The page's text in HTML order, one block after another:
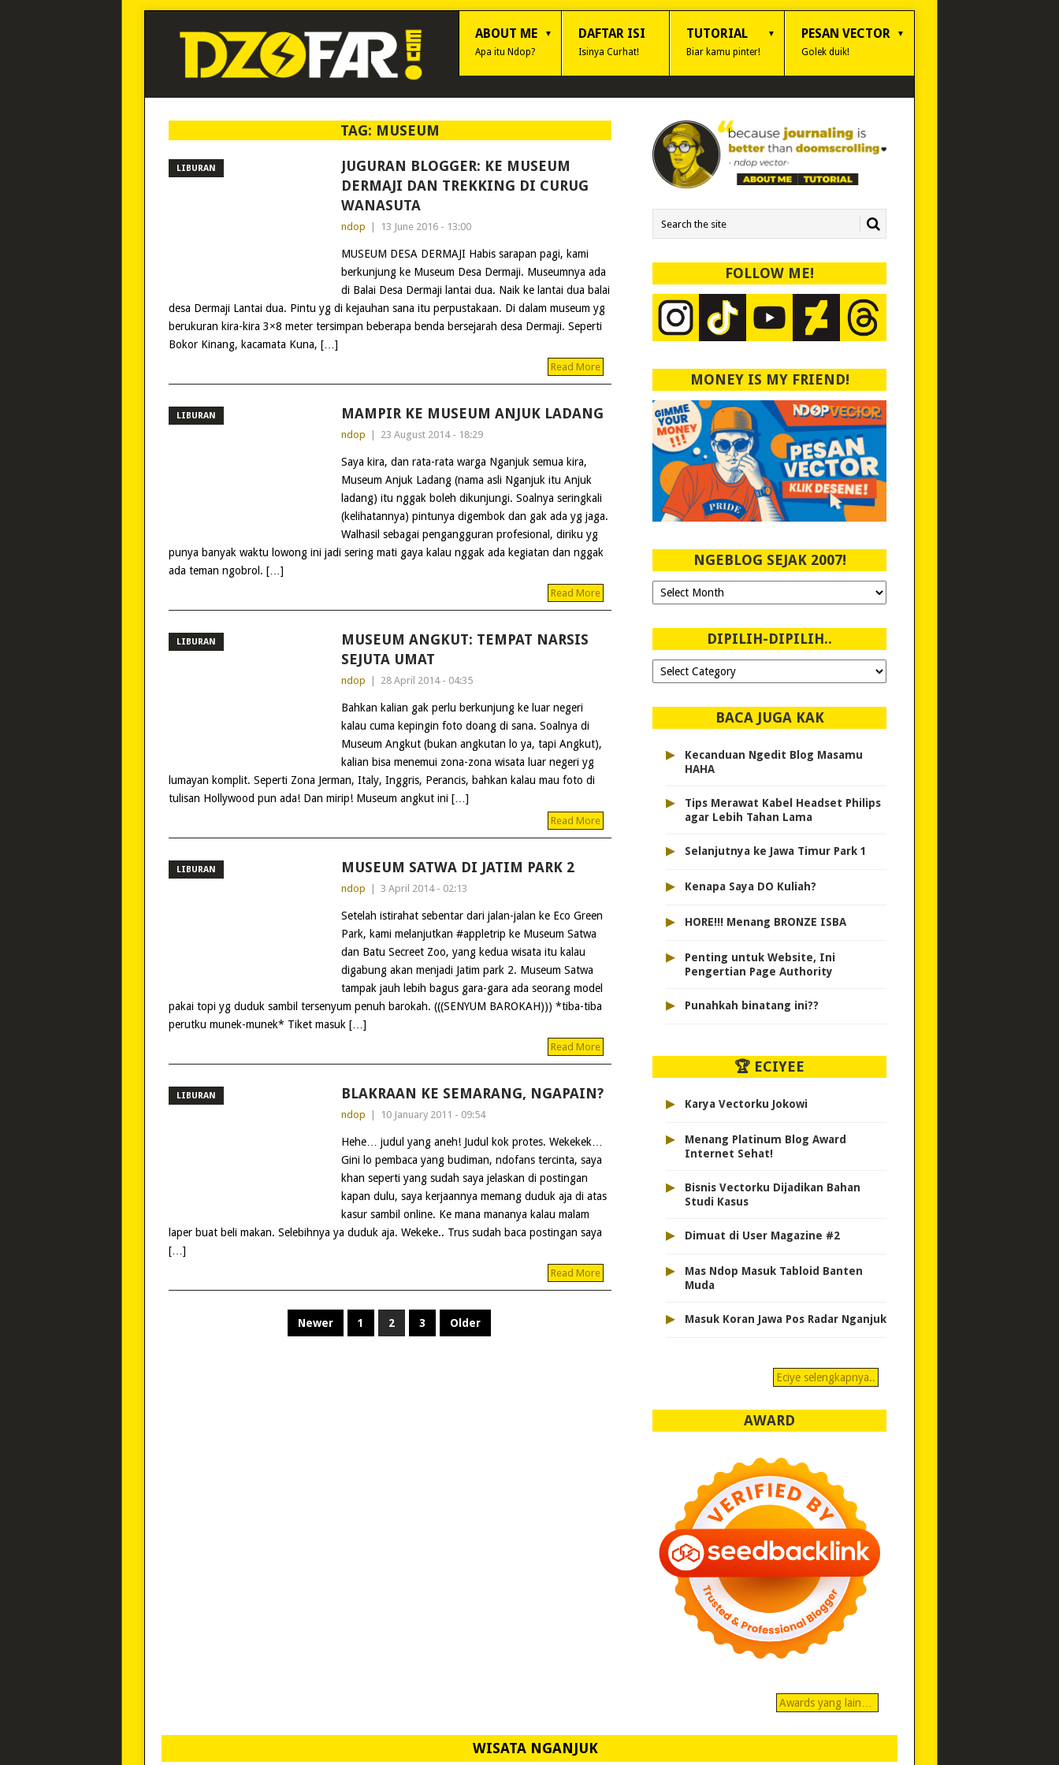
ABOUT ME
Apa itu Ndop?
DAFTAR ISI
Isinya Curhat!
TUTORIAL
Biar kamu pinter!
PESAN VECTOR
Golek duik!
TAG: MUSEUM
LIBURAN
JUGURAN BLOGGER: KE MUSEUM
DERMAJI DAN TREKKING DI CURUG
WANASUTA
ndop 13 June 2016 - 13:00
MUSEUM DESA DERMAJI Habis sarapan pagi, kami
berkunjung ke Museum Desa Dermaji. Museumnya ada
di Balai Desa Dermaji lantai dua. Naik ke lantai dua balai
desa Dermaji Lantai dua. Pintu yg di kejauhan sana itu perpustakaan. Di dalam museum yg
berukuran kira-kira 3×8 meter tersimpan beberapa benda bersejarah desa Dermaji. Seperti
Bokor Kinang, kacamata Kuna, […]
Read More
LIBURAN MAMPIR KE MUSEUM ANJUK LADANG
ndop 23 August 2014 - 18:29
Saya kira, dan rata-rata warga Nganjuk semua kira,
Museum Anjuk Ladang (nama asli Nganjuk itu Anjuk
ladang) itu nggak boleh dikunjungi. Soalnya seringkali
(kelihatannya) pintunya digembok dan gak ada yg jaga.
Walhasil sebagai pengangguran profesional, diriku yg
punya banyak waktu lowong ini jadi sering mati gaya kalau nggak ada kegiatan dan nggak
ada teman ngobrol. […]
Read More
LIBURAN
MUSEUM ANGKUT: TEMPAT NARSIS
SEJUTA UMAT
ndop 28 April 2014 - 04:35
Bahkan kalian gak perlu berkunjung ke luar negeri
kalau cuma kepingin foto doang di sana. Soalnya di
Museum Angkut (bukan angkutan lo ya, tapi Angkut),
kalian bisa menemui zona-zona wisata luar negeri yg
lumayan komplit. Seperti Zona Jerman, Italy, Inggris, Perancis, bahkan kalau mau foto di
tulisan Hollywood pun ada! Dan mirip! Museum angkut ini […]
Read More
LIBURAN MUSEUM SATWA DI JATIM PARK 2
ndop 3 April 2014 - 02:13
Setelah istirahat sebentar dari jalan-jalan ke Eco Green
Park, kami melanjutkan #appletrip ke Museum Satwa
dan Batu Secreet Zoo, yang kedua wisata itu kalau
digabung akan menjadi Jatim park 2. Museum Satwa
tampak jauh lebih bagus gara-gara ada seorang model
pakai topi yg duduk sambil tersenyum penuh barokah. (((SENYUM BAROKAH))) *tiba-tiba
perutku munek-munek* Tiket masuk […]
Read More
LIBURAN BLAKRAAN KE SEMARANG, NGAPAIN?
ndop 10 January 2011 - 09:54
Hehe… judul yang aneh! Judul kok protes. Wekekek…
Gini lo pembaca yang budiman, ndofans tercinta, saya
khan seperti yang sudah saya jelaskan di postingan
kapan dulu, saya kerjaannya memang duduk aja di atas
kasur sambil online. Ke mana mananya kalau malam
laper buat beli makan. Selebihnya ya duduk aja. Wekeke.. Trus sudah baca postingan saya
[…]
Read More
Newer 1 2 3 Older
FOLLOW ME!
MONEY IS MY FRIEND!
NGEBLOG SEJAK 2007!
Ngeblog
Sejak
DIPILIH-DIPILIH..
Dipilih-
dipilih..
BACA JUGA KAK
▸
Kecanduan Ngedit Blog Masamu
HAHA
▸
Tips Merawat Kabel Headset Philips
agar Lebih Tahan Lama
▸ Selanjutnya ke Jawa Timur Park 1
▸ Kenapa Saya DO Kuliah?
▸ HORE!!! Menang BRONZE ISBA
▸
Penting untuk Website, Ini
Pengertian Page Authority
▸ Punahkah binatang ini??
🏆 ECIYEE
▸ Karya Vectorku Jokowi
▸
Menang Platinum Blog Award
Internet Sehat!
▸
Bisnis Vectorku Dijadikan Bahan
Studi Kasus
▸ Dimuat di User Magazine #2
▸
Mas Ndop Masuk Tabloid Banten
Muda
▸ Masuk Koran Jawa Pos Radar Nganjuk
Eciye selengkapnya..
AWARD
Awards yang lain…
WISATA NGANJUK